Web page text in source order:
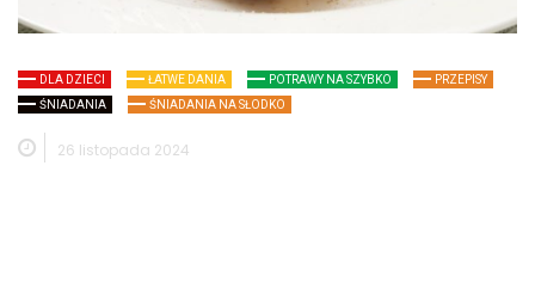
DLA DZIECI ŁATWE DANIA POTRAWY NA SZYBKO
PRZEPISY
ŚNIADANIA
ŚNIADANIA NA SŁODKO
26 listopada 2024